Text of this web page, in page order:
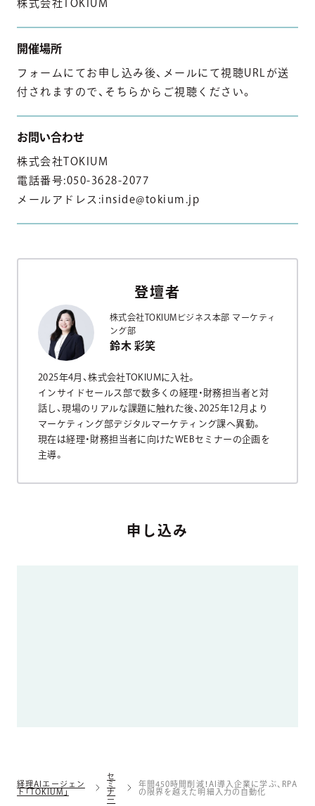
株式会社TOKIUM
開催場所
フォームにてお申し込み後、メールにて視聴URLが送
付されますので、そちらからご視聴ください。
お問い合わせ
株式会社TOKIUM
電話番号:050-3628-2077
メールアドレス:inside@tokium.jp
登壇者
株式会社TOKIUMビジネス本部 マーケティ
ング部
鈴木 彩笑
2025年4月、株式会社TOKIUMに入社。
インサイドセールス部で数多くの経理・財務担当者と対
話し、現場のリアルな課題に触れた後、2025年12月より
マーケティング部デジタルマーケティング課へ異動。
現在は経理・財務担当者に向けたWEBセミナーの企画を
主導。
申し込み
経理AIエージェン
ト「TOKIUM」
セ
ミ
ナ
ー
年間450時間削減！AI導入企業に学ぶ、RPA
の限界を越えた明細入力の自動化